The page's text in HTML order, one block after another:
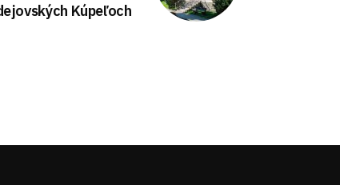
Kúpeľoch